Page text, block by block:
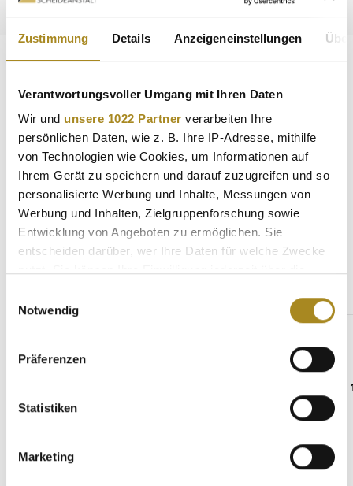
Zustimmung Details Anzeigeneinstellungen
Verantwortungsvoller Umgang mit Ihren Daten
Wir und unsere 1022 Partner verarbeiten Ihre
persönlichen Daten, wie z. B. Ihre IP-Adresse, mithilfe
von Technologien wie Cookies, um Informationen auf
Ihrem Gerät zu speichern und darauf zuzugreifen und so
personalisierte Werbung und Inhalte, Messungen von
Werbung und Inhalten, Zielgruppenforschung sowie
Entwicklung von Angeboten zu ermöglichen. Sie
entscheiden darüber, wer Ihre Daten für welche Zwecke
Trigger Symbol ändern oder widerrufen
Informationen über Ihre geografische Lage
können
bestimmten Merkmalen (Fingerprinting) identifizieren
Erfahren Sie mehr darüber, wie Ihre persönlichen Daten
Notwendig
Präferenzen
Statistiken
Marketing
Beschreibung
Palladium gehört noch zu den recht jungen
Eigenschaften
Weitere Angebote
Beliebte Palladiumbarren